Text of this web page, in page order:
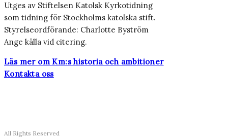
Utges av Stiftelsen Katolsk Kyrkotidning
som tidning för Stockholms katolska stift.
Styrelseordförande: Charlotte Byström
Ange källa vid citering.
Läs mer om Km:s historia och ambitioner
Kontakta oss
All Rights Reserved